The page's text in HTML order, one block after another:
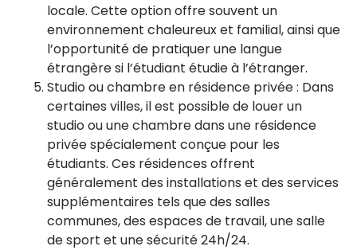
locale. Cette option offre souvent un
environnement chaleureux et familial, ainsi que
l’opportunité de pratiquer une langue
étrangère si l’étudiant étudie à l’étranger.
Studio ou chambre en résidence privée : Dans
certaines villes, il est possible de louer un
studio ou une chambre dans une résidence
privée spécialement conçue pour les
étudiants. Ces résidences offrent
généralement des installations et des services
supplémentaires tels que des salles
communes, des espaces de travail, une salle
de sport et une sécurité 24h/24.